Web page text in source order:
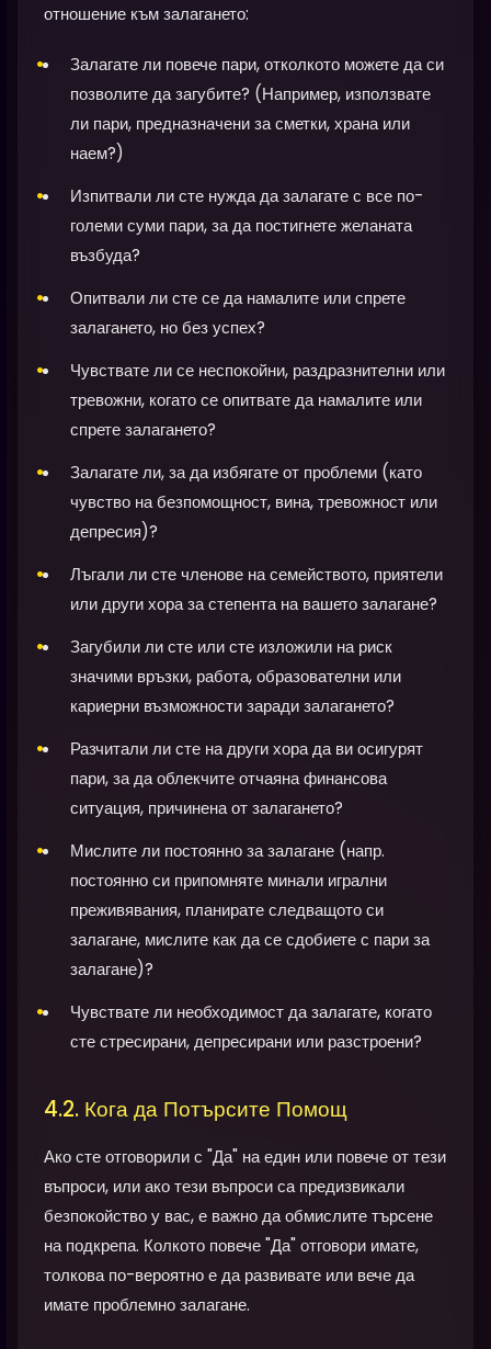
отношение към залагането:
Залагате ли повече пари, отколкото можете да си
позволите да загубите? (Например, използвате
ли пари, предназначени за сметки, храна или
наем?)
Изпитвали ли сте нужда да залагате с все по-
големи суми пари, за да постигнете желаната
възбуда?
Опитвали ли сте се да намалите или спрете
залагането, но без успех?
Чувствате ли се неспокойни, раздразнителни или
тревожни, когато се опитвате да намалите или
спрете залагането?
Залагате ли, за да избягате от проблеми (като
чувство на безпомощност, вина, тревожност или
депресия)?
Лъгали ли сте членове на семейството, приятели
или други хора за степента на вашето залагане?
Загубили ли сте или сте изложили на риск
значими връзки, работа, образователни или
кариерни възможности заради залагането?
Разчитали ли сте на други хора да ви осигурят
пари, за да облекчите отчаяна финансова
ситуация, причинена от залагането?
Мислите ли постоянно за залагане (напр.
постоянно си припомняте минали игрални
преживявания, планирате следващото си
залагане, мислите как да се сдобиете с пари за
залагане)?
Чувствате ли необходимост да залагате, когато
сте стресирани, депресирани или разстроени?
4.2. Кога да Потърсите Помощ
Ако сте отговорили с "Да" на един или повече от тези
въпроси, или ако тези въпроси са предизвикали
безпокойство у вас, е важно да обмислите търсене
на подкрепа. Колкото повече "Да" отговори имате,
толкова по-вероятно е да развивате или вече да
имате проблемно залагане.